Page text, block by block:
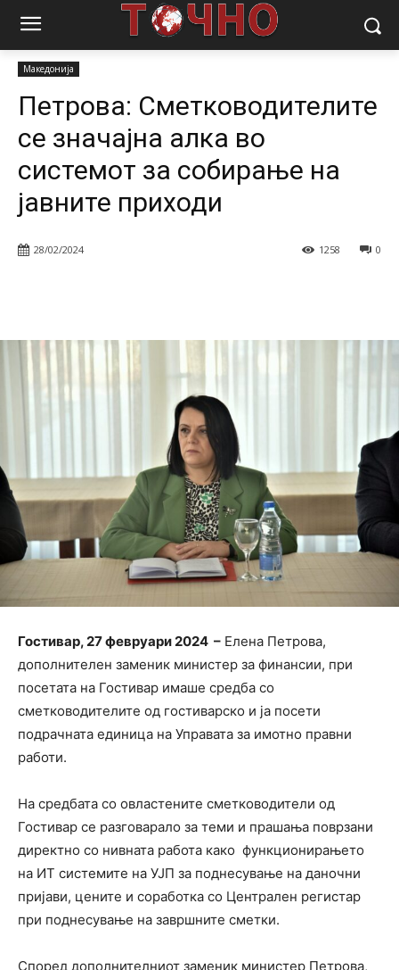
Почетна Македонија
Петрова: Сметководителите се
Македонија
Петрова: Сметководителите
се значајна алка во
системот за собирање на
јавните приходи
28/02/2024 0
1258
Гостивар, 27 февруари 2024 – Елена Петрова,
дополнителен заменик министер за финансии, при
посетата на Гостивар имаше средба со
сметководителите од гостиварско и ја посети
подрачната единица на Управата за имотно правни
работи.
На средбата со овластените сметководители од
Гостивар се разговарало за теми и прашања поврзани
директно со нивната работа како функционирањето
на ИТ системите на УЈП за поднесување на даночни
пријави, цените и соработка со Централен регистар
при поднесување на завршните сметки.
Според дополнителниот заменик министер Петрова,